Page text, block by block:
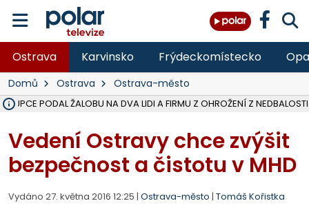
Ostrava Karvinsko Frýdeckomístecko
Domů Ostrava Ostrava-město
PODAL ŽALOBU NA DVA LIDI A FIRMU Z OHROŽENÍ Z NEDBALOSTI
Vedení Ostravy chce zvýšit
bezpečnost a čistotu v MHD
Vydáno 27. května 2016 12:25 | Ostrava-město | Tomáš Kořistka